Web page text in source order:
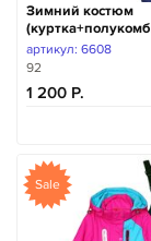
Зимний костюм
артикул: 6608
92
1 200
Sale